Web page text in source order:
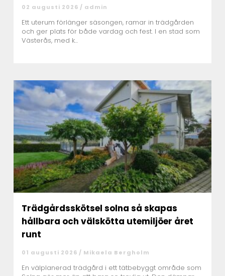
02 augusti 2026 / admin
Ett uterum förlänger säsongen, ramar in trädgården
och ger plats för både vardag och fest. I en stad som
Västerås, med k...
Trädgårdsskötsel solna så skapas
hållbara och välskötta utemiljöer året
runt
01 augusti 2026 / Mikaela Bergholm
En välplanerad trädgård i ett tätbebyggt område som